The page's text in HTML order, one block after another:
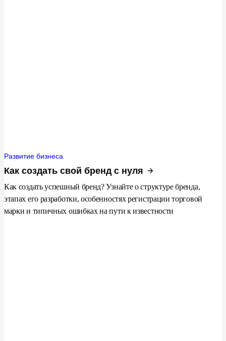
Развитие бизнеса
Как создать свой бренд с нуля
Как создать успешный бренд? Узнайте о структуре бренда,
этапах его разработки, особенностях регистрации торговой
марки и типичных ошибках на пути к известности